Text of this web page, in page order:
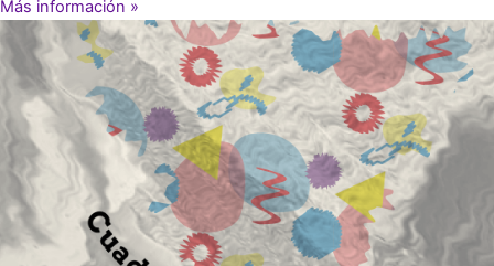
Más información »